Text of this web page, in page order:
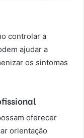
controlar a
ajudar a
os sintomas
oferecer
orientação